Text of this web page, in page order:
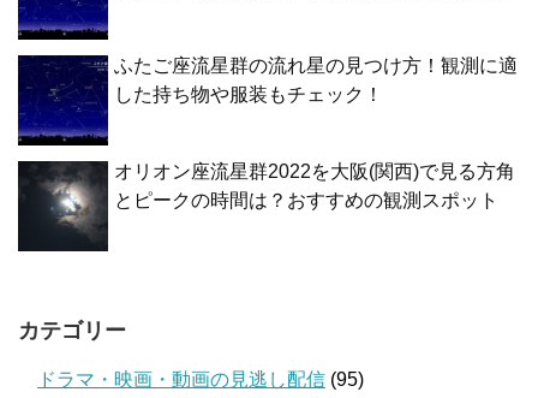
ふたご座流星群の流れ星の見つけ方！観測に適
した持ち物や服装もチェック！
オリオン座流星群2022を大阪(関西)で見る方角
とピークの時間は？おすすめの観測スポット
カテゴリー
ドラマ・映画・動画の見逃し配信 (95)